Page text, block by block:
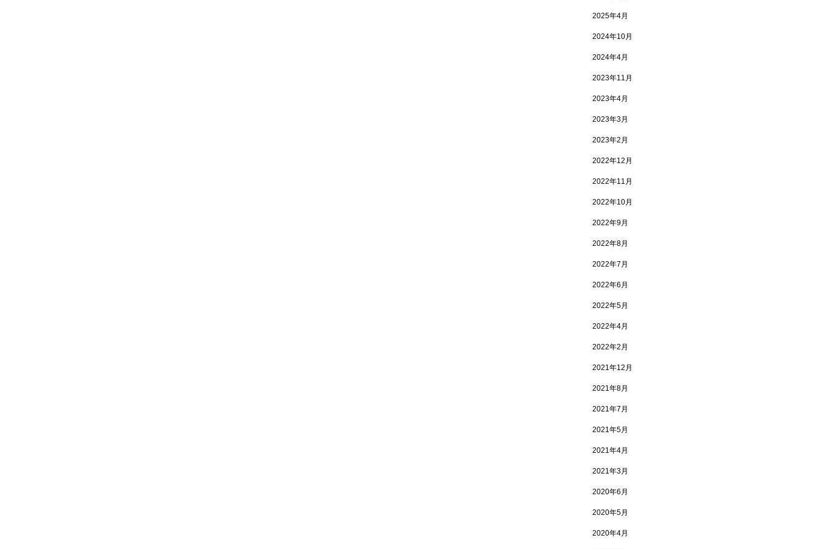
2025年4月
2024年10月
2024年4月
2023年11月
2023年4月
2023年3月
2023年2月
2022年12月
2022年11月
2022年10月
2022年9月
2022年8月
2022年7月
2022年6月
2022年5月
2022年4月
2022年2月
2021年12月
2021年8月
2021年7月
2021年5月
2021年4月
2021年3月
2020年6月
2020年5月
2020年4月